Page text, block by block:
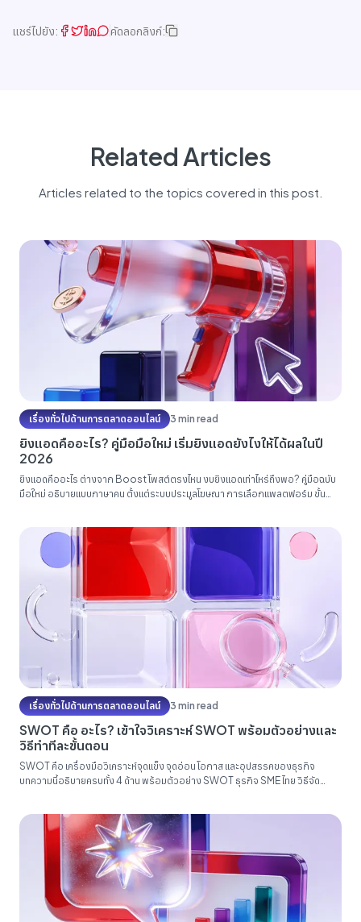
แชร์ไปยัง: คัดลอกลิงก์:
Related Articles
Articles related to the topics covered in this post.
เรื่องทั่วไปด้านการตลาดออนไลน์ 3 min read
ยิงแอดคืออะไร? คู่มือมือใหม่ เริ่มยิงแอดยังไงให้ได้ผลในปี
2026
ยิงแอดคืออะไร ต่างจาก Boost โพสต์ตรงไหน งบยิงแอดเท่าไหร่ถึงพอ? คู่มือฉบับ
มือใหม่ อธิบายแบบภาษาคน ตั้งแต่ระบบประมูลโฆษณา การเลือกแพลตฟอร์ม ขั้น
เรื่องทั่วไปด้านการตลาดออนไลน์ 3 min read
SWOT คือ อะไร? เข้าใจวิเคราะห์ SWOT พร้อมตัวอย่างและ
วิธีทำทีละขั้นตอน
SWOT คือ เครื่องมือวิเคราะห์จุดแข็ง จุดอ่อน โอกาส และอุปสรรคของธุรกิจ
บทความนี้อธิบายครบทั้ง 4 ด้าน พร้อมตัวอย่าง SWOT ธุรกิจ SME ไทย วิธีจัด